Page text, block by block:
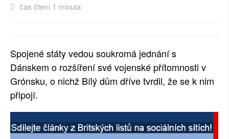
čas čtení 1 minuta
Spojené státy vedou soukromá jednání s
Dánskem o rozšíření své vojenské přítomnosti v
Grónsku, o nichž Bílý dům dříve tvrdil, že se k nim
připojí.